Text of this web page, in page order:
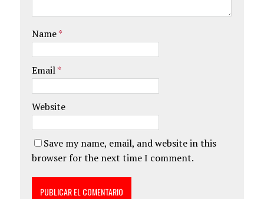
Name*
Email*
Website
Save my name, email, and website in this
browser for the next time I comment.